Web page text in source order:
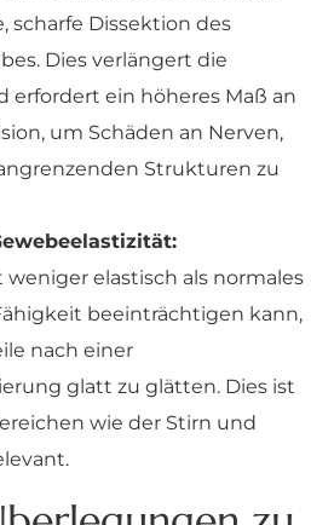
scharfe Dissektion des
Dies verlängert die
erfordert ein höheres Maß an
um Schäden an Nerven,
Strukturen zu
elastisch als normales
beeinträchtigen kann,
nach einer
glatt zu glätten. Dies ist
wie der Stirn und